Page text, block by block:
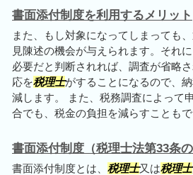
書面添付制度を利用するメリット
また、もし対象になってしまっても
見陳述の機会が与えられます。それ
必要だと判断されれば、調査が省略
応を税理士がすることになるので、
減します。 また、税務調査によって
合でも、税金の負担を減らすことも
書面添付制度（税理士法第33条
書面添付制度とは、 税理士又は税理士